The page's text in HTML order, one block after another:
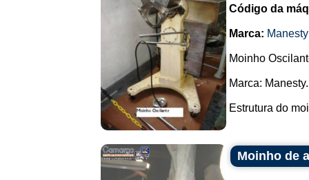
Código da
Marca: Manesty
Moinho
Marca: Manesty.
Estrutura do
Moinho de